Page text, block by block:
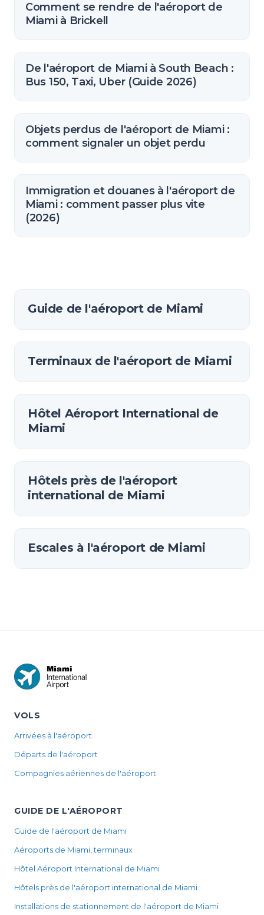
Comment se rendre de l'aéroport de
Miami à Brickell
De l'aéroport de Miami à South Beach :
Bus 150, Taxi, Uber (Guide 2026)
Objets perdus de l'aéroport de Miami :
comment signaler un objet perdu
Immigration et douanes à l'aéroport de
Miami : comment passer plus vite
(2026)
Guide de l'aéroport de Miami
Terminaux de l'aéroport de Miami
Hôtel Aéroport International de
Miami
Hôtels près de l'aéroport
international de Miami
Escales à l'aéroport de Miami
VOLS
Arrivées à l'aéroport
Départs de l'aéroport
Compagnies aériennes de l'aéroport
GUIDE DE L'AÉROPORT
Guide de l'aéroport de Miami
Aéroports de Miami, terminaux
Hôtel Aéroport International de Miami
Hôtels près de l'aéroport international de Miami
Installations de stationnement de l'aéroport de Miami